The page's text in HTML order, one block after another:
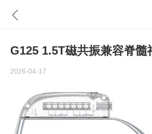
G125 1.5T磁共振兼容脊髓
2026-04-17